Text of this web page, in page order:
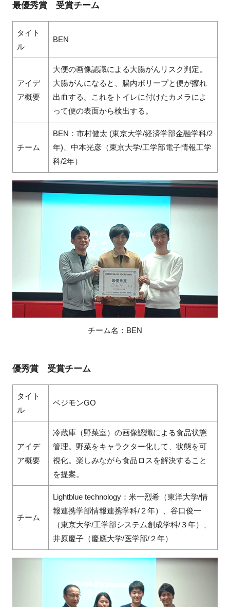
最優秀賞 受賞チーム
タイト
ル
BEN
アイデ
ア概要
大便の画像認識による大腸がんリスク判定。
大腸がんになると、腸内ポリープと便が擦れ
出血する。これをトイレに付けたカメラによ
って便の表面から検出する。
チーム
BEN：市村健太 (東京大学/経済学部金融学科/2
年)、中本光彦（東京大学/工学部電子情報工学
科/2年）
チーム名：BEN
優秀賞 受賞チーム
タイト
ル
ベジモンGO
アイデ
ア概要
冷蔵庫（野菜室）の画像認識による食品状態
管理。野菜をキャラクター化して、状態を可
視化。楽しみながら食品ロスを解決すること
を提案。
チーム
Lightblue technology：米一烈希（東洋大学/情
報連携学部情報連携学科/２年）、谷口俊一
（東京大学/工学部システム創成学科/３年）、
井原慶子（慶應大学/医学部/２年）